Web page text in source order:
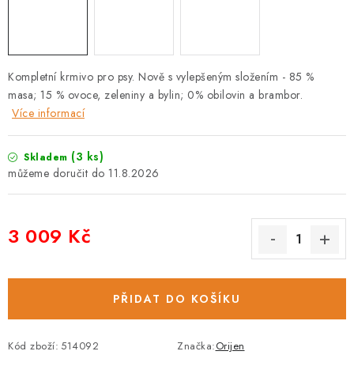
Zásady použivání souboru cookies
Hodnocení obchodu
FAQ
Kompletní krmivo pro psy. Nově s vylepšeným složením - 85 %
masa; 15 % ovoce, zeleniny a bylin; 0% obilovin a brambor.
Více informací
Skladem (3 ks)
11.8.2026
3 009 Kč
PŘIDAT DO KOŠÍKU
Kód zboží: 514092 Značka:Orijen